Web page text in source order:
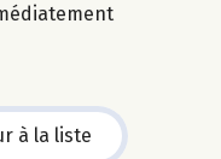
à la liste